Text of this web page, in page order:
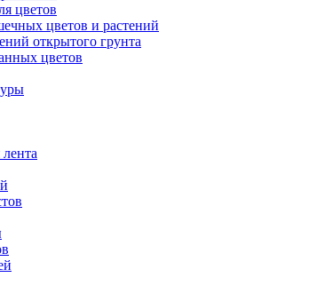
цветов
цветов и растений
открытого грунта
цветов